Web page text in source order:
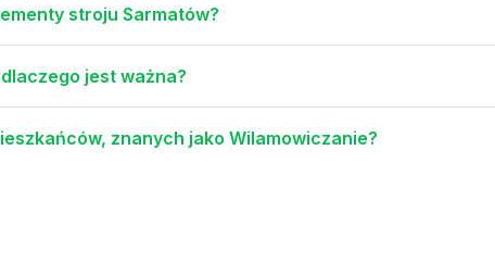
stroju Sarmatów?
jest ważna?
znanych jako Wilamowiczanie?